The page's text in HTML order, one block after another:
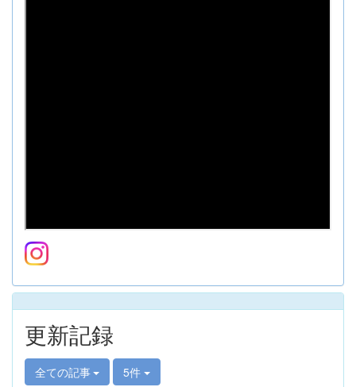
更新記録
全ての記事 5件